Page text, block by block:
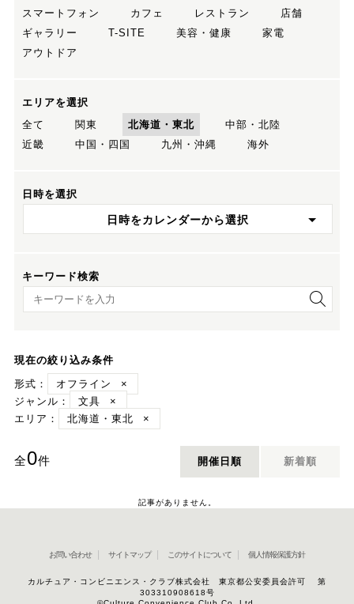
スマートフォン
カフェ レストラン
店舗
ギャラリー
T-SITE 美容・健康
家電
アウトドア
エリアを選択
全て
関東 北海道・東北
中部・北陸
近畿
中国・四国 九州・沖縄 海外
日時を選択
日時をカレンダーから選択
キーワード検索
キーワード検索
現在の絞り込み条件
形式：
オフライン
×
ジャンル：
文具
×
エリア：
北海道・東北 ×
全0件 開催日順 新着順
記事がありません。
お問い合わせ サイトマップ このサイトについて 個人情報保護方針
カルチュア・コンビニエンス・クラブ株式会社 東京都公安委員会許可 第
303310908618号